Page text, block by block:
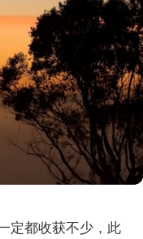
定都收获不少，此